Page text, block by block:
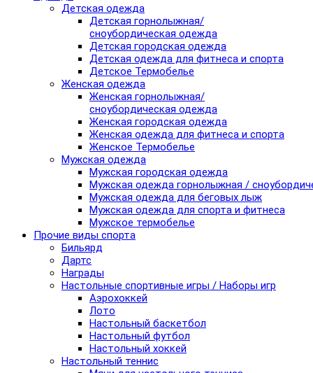
Детская одежда
Детская горнолыжная/
сноубордическая одежда
Детская городская одежда
Детская одежда для фитнеса и спорта
Детское Термобелье
Женская одежда
Женская горнолыжная/
сноубордическая одежда
Женская городская одежда
Женская одежда для фитнеса и спорта
Женское Термобелье
Мужская одежда
Мужская городская одежда
Мужская одежда горнолыжная /
Мужская одежда для беговых лыж
Мужская одежда для спорта и фитнеса
Мужское термобелье
Прочие виды спорта
Бильярд
Дартс
Награды
Настольные спортивные игры / Наборы игр
Аэрохоккей
Лото
Настольный баскетбол
Настольный футбол
Настольный хоккей
Настольный теннис